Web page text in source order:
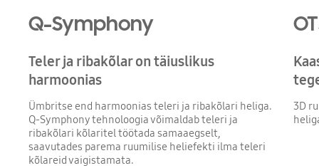
Q-Symphony
Teler ja ribakõlar on täiuslikus
harmoonias
Ümbritse end harmoonias teleri ja ribakõlari heliga.
Q-Symphony tehnoloogia võimaldab teleri ja
ribakõlari kõlaritel töötada samaaegselt,
saavutades parema ruumilise heliefekti ilma teleri
kõlareid vaigistamata.
3D